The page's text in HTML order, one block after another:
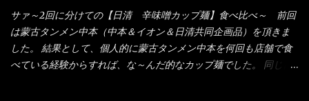
オタイなのと比べれば薄め？ やっぱり調味料の【スパイスガール
ズ】が必要だナァ～ 笑 私は、ブリッキーヌの粉末をよく掛け辛
く...
脂)／加工でん粉、調味料(アミノ酸等)、炭酸カルシウム、カラメ
ル色素、リン酸塩(Na)、増粘多糖類、レシチン、酸化防止剤(ビタ
ミンE)、クチナシ色素、ベニコウジ色素、香料、ビタミンB2、ビ
タミンB1、香辛料抽出物、 カロチン色素 、(一部にえび・小麦・
サァ～2回に分けての【日清 辛味噌カップ麺】食べ比べ～ 前回
は蒙古タンメン中本（中本＆イオン＆日清共同企画品）を頂きま
した。 結果として、個人的に蒙古タンメン中本を何回も店舗で食
べている経験からすれば、な～んだ的なカップ麺でした。 同じ日